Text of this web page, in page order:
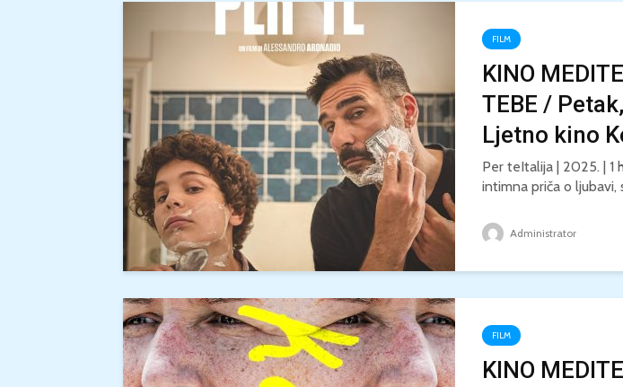
FILM
KINO
TEBE /
Ljetno kino
Per teItalija | 2025. | 1
intimna priča o ljubavi,
Administrator
FILM
KINO